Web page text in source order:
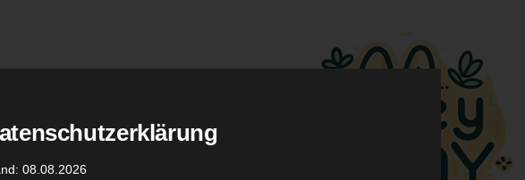
Düfte Coupon Codes
08.08.2026